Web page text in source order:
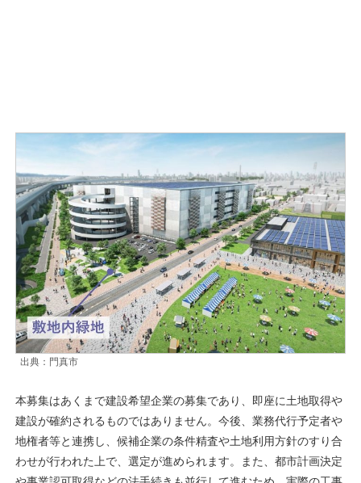
出典：門真市
本募集はあくまで建設希望企業の募集であり、即座に土地取得や
建設が確約されるものではありません。今後、業務代行予定者や
地権者等と連携し、候補企業の条件精査や土地利用方針のすり合
わせが行われた上で、選定が進められます。また、都市計画決定